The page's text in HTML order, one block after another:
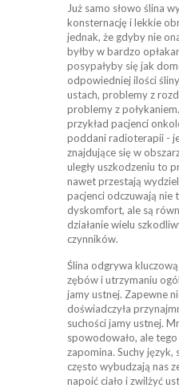
Już samo słowo ślina
konsternację i lekkie
jednak, że gdyby nie
byłby w bardzo
posypałyby się jak
odpowiedniej ilości
ustach, problemy z
problemy z
przykład pacjenci
poddani radioterapii -
znajdujące się w
uległy uszkodzeniu to
nawet przestają
pacjenci odczuwają nie
dyskomfort, ale są
działanie wielu
czynników.
Ślina odgrywa
zębów i utrzymaniu
jamy ustnej. Zapewne
doświadczyła
suchości jamy ustnej.
spowodowało, ale tego
zapomina. Suchy język,
często wybudzają nas
napoić ciało i zwilżyć